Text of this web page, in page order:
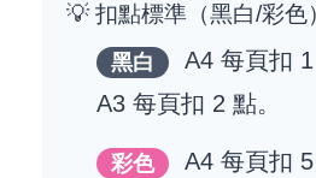
💡 扣點標準（黑白/彩色
黑白
A4 每頁扣 1
A3 每頁扣 2 點。
彩色
A4 每頁扣 5